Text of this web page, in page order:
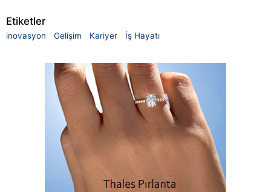
Etiketler
inovasyon Gelişim Kariyer İş Hayatı